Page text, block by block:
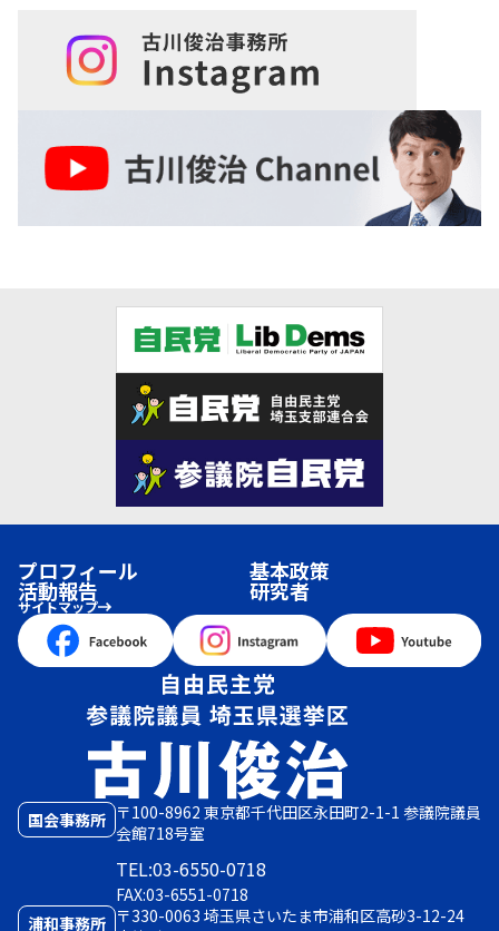
国会事務所 〒100-8962 東京都千代田区永田町2-1-1 参議院議員
会館718号室
TEL:03-6550-0718
FAX:03-6551-0718
浦和事務所 〒330-0063 埼玉県さいたま市浦和区高砂3-12-24
プロフィール 基本政策
活動報告 研究者
サイトマップ